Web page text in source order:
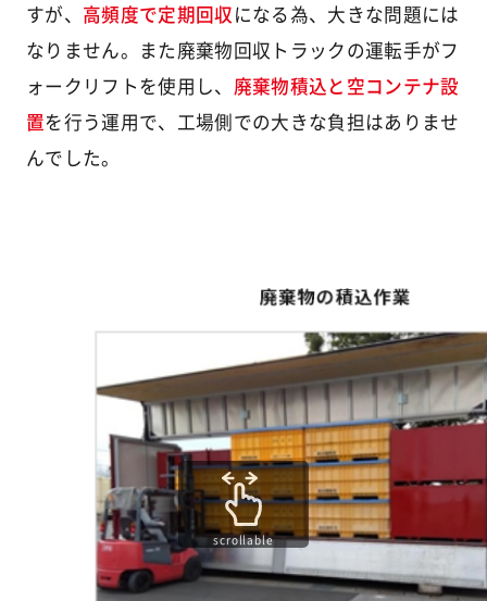
すが、 高頻度で定期回収になる為、大きな問題には
なりません。また廃棄物回収トラックの運転手がフ
ォークリフトを使用し、 廃棄物積込と空コンテナ設
置を行う運用で、工場側での大きな負担はありませ
んでした。
scrollable